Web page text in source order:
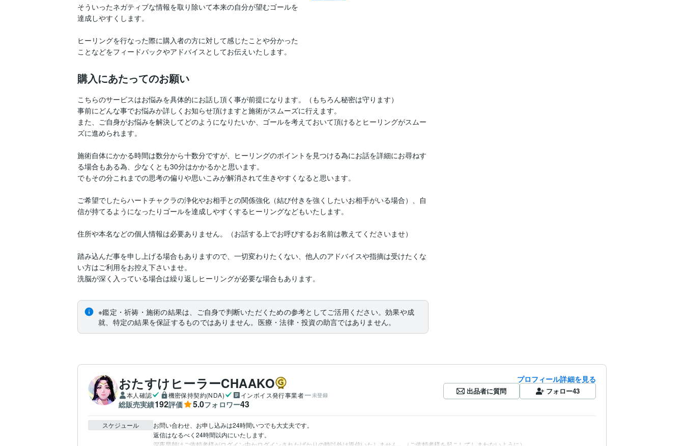
そういったネガティブな情報を取り除いて本来の自分が望むゴールを
達成しやすくします。
ヒーリングを行なった際に購入者の方に対して感じたことや分かった
ことなどをフィードバックやアドバイスとしてお伝えいたします。
購入にあたってのお願い
こちらのサービスはお悩みを具体的にお話し頂く事が前提になります。（もちろん秘密は守ります）
事前にどんな事でお悩みか詳しくお知らせ頂けますと施術がスムーズに行えます。
また、ご自身がお悩みを解決してどのようになりたいか、ゴールを考えておいて頂けるとヒーリングがスムー
ズに進められます。
施術自体にかかる時間は数分から十数分ですが、ヒーリングのポイントを見つける為にお話を詳細にお尋ねす
る場合もある為、少なくとも30分はかかるかと思います。
でもその分これまでの思考の偏りや思いこみが解消されて生きやすくなると思います。
ご希望でしたらハートチャクラの浄化やお相手との関係強化（結び付きを強くしたいお相手がいる場合）、自
信が持てるようになったりゴールを達成しやすくするヒーリングなどもいたします。
住所や本名などの個人情報は必要ありません。（お話する上でお呼びするお名前は教えてくださいませ）
踏み込んだ事を申し上げる場合もありますので、一切変わりたくない、他人のアドバイスや指摘は受けたくな
い方はご利用をお控え下さいませ。
洗脳が深く入っている場合は繰り返しヒーリングが必要な場合もあります。
※鑑定・祈祷・施術の結果は、ご自身で判断いただくための参考としてご活用ください。効果や成
就、特定の結果を保証するものではありません。医療・法律・投資の助言ではありません。
おたすけヒーラーCHAAKO
本人確認 機密保持契約(NDA) インボイス発行事業者 未登録
総販売実績192評価 5.0フォロワー43
プロフィール詳細を見る
出品者に質問 フォロー43
スケジュール
お問い合わせ、お申し込みは24時間いつでも大丈夫です。
返信はなるべく24時間以内にいたします。